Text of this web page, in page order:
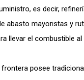
es decir,
abasto mayoristas y
llevar el combustible al
posee